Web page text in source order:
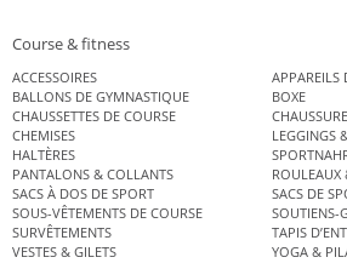
Course & fitness
ACCESSOIRES
APPAREILS
BALLONS DE GYMNASTIQUE
BOXE
CHAUSSETTES DE COURSE
CHEMISES
LEGGINGS
HALTÈRES
PANTALONS & COLLANTS
ROULEAUX
SACS À DOS DE SPORT
SACS DE
SOUS-VÊTEMENTS DE COURSE
SOUTIENS-
SURVÊTEMENTS
TAPIS
VESTES & GILETS
YOGA &